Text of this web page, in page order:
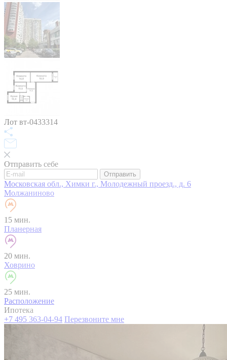
Лот вт-0433314
Отправить себе
Отправить
Московская обл., Химки г., Молодежный проезд., д. 6
Молжаниново
15 мин.
Планерная
20 мин.
Ховрино
25 мин.
Расположение
Ипотека
+7 495 363-04-94 Перезвоните мне